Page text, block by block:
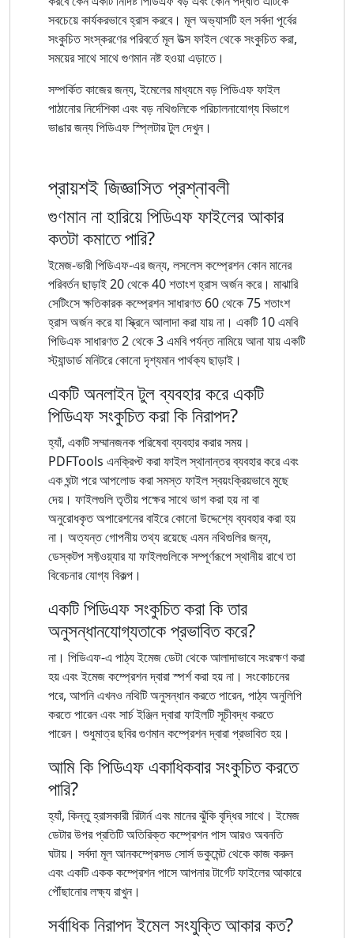
সবচেয়ে কার্যকরভাবে হ্রাস করবে। মূল অভ্যাসটি হল সর্বদা পূর্বের
সংকুচিত সংস্করণের পরিবর্তে মূল উত্স ফাইল থেকে সংকুচিত করা,
সময়ের সাথে সাথে গুণমান নষ্ট হওয়া এড়াতে।
সম্পর্কিত কাজের জন্য, ইমেলের মাধ্যমে বড় পিডিএফ ফাইল
পাঠানোর নির্দেশিকা এবং বড় নথিগুলিকে পরিচালনাযোগ্য বিভাগে
ভাঙার জন্য পিডিএফ স্প্লিটার টুল দেখুন।
প্রায়শই জিজ্ঞাসিত প্রশ্নাবলী
গুণমান না হারিয়ে পিডিএফ ফাইলের আকার
কতটা কমাতে পারি?
ইমেজ-ভারী পিডিএফ-এর জন্য, লসলেস কম্প্রেশন কোন মানের
পরিবর্তন ছাড়াই 20 থেকে 40 শতাংশ হ্রাস অর্জন করে। মাঝারি
সেটিংসে ক্ষতিকারক কম্প্রেশন সাধারণত 60 থেকে 75 শতাংশ
হ্রাস অর্জন করে যা স্ক্রিনে আলাদা করা যায় না। একটি 10 ​​এমবি
পিডিএফ সাধারণত 2 থেকে 3 এমবি পর্যন্ত নামিয়ে আনা যায় একটি
স্ট্যান্ডার্ড মনিটরে কোনো দৃশ্যমান পার্থক্য ছাড়াই।
একটি অনলাইন টুল ব্যবহার করে একটি
পিডিএফ সংকুচিত করা কি নিরাপদ?
হ্যাঁ, একটি সম্মানজনক পরিষেবা ব্যবহার করার সময়।
PDFTools এনক্রিপ্ট করা ফাইল স্থানান্তর ব্যবহার করে এবং
এক ঘন্টা পরে আপলোড করা সমস্ত ফাইল স্বয়ংক্রিয়ভাবে মুছে
দেয়। ফাইলগুলি তৃতীয় পক্ষের সাথে ভাগ করা হয় না বা
অনুরোধকৃত অপারেশনের বাইরে কোনো উদ্দেশ্যে ব্যবহার করা হয়
না। অত্যন্ত গোপনীয় তথ্য রয়েছে এমন নথিগুলির জন্য,
ডেস্কটপ সফ্টওয়্যার যা ফাইলগুলিকে সম্পূর্ণরূপে স্থানীয় রাখে তা
বিবেচনার যোগ্য বিকল্প।
একটি পিডিএফ সংকুচিত করা কি তার
অনুসন্ধানযোগ্যতাকে প্রভাবিত করে?
না। পিডিএফ-এ পাঠ্য ইমেজ ডেটা থেকে আলাদাভাবে সংরক্ষণ করা
হয় এবং ইমেজ কম্প্রেশন দ্বারা স্পর্শ করা হয় না। সংকোচনের
পরে, আপনি এখনও নথিটি অনুসন্ধান করতে পারেন, পাঠ্য অনুলিপি
করতে পারেন এবং সার্চ ইঞ্জিন দ্বারা ফাইলটি সূচীবদ্ধ করতে
পারেন। শুধুমাত্র ছবির গুণমান কম্প্রেশন দ্বারা প্রভাবিত হয়।
আমি কি পিডিএফ একাধিকবার সংকুচিত করতে
পারি?
হ্যাঁ, কিন্তু হ্রাসকারী রিটার্ন এবং মানের ঝুঁকি বৃদ্ধির সাথে। ইমেজ
ডেটার উপর প্রতিটি অতিরিক্ত কম্প্রেশন পাস আরও অবনতি
ঘটায়। সর্বদা মূল আনকম্প্রেসড সোর্স ডকুমেন্ট থেকে কাজ করুন
এবং একটি একক কম্প্রেশন পাসে আপনার টার্গেট ফাইলের আকারে
পৌঁছানোর লক্ষ্য রাখুন।
সর্বাধিক নিরাপদ ইমেল সংযুক্তি আকার কত?